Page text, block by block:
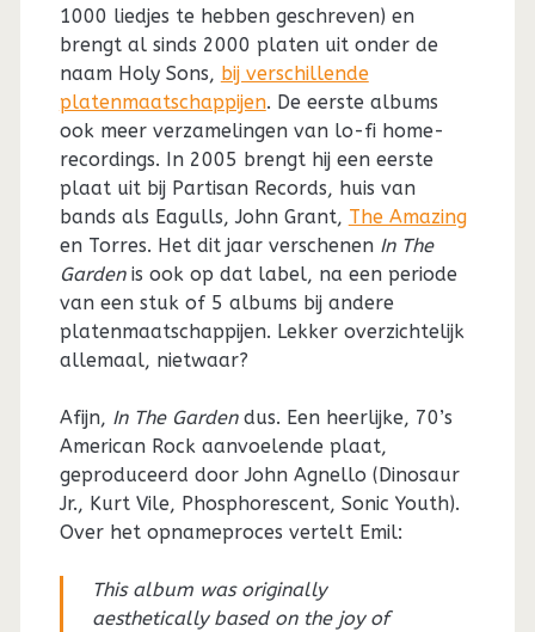
1000 liedjes te hebben geschreven) en
brengt al sinds 2000 platen uit onder de
naam Holy Sons, bij verschillende
platenmaatschappijen. De eerste albums
ook meer verzamelingen van lo-fi home-
recordings. In 2005 brengt hij een eerste
plaat uit bij Partisan Records, huis van
bands als Eagulls, John Grant, The Amazing
en Torres. Het dit jaar verschenen In The
Gardenis ook op dat label, na een periode
van een stuk of 5 albums bij andere
platenmaatschappijen. Lekker overzichtelijk
allemaal, nietwaar?
Afijn, In The Gardendus. Een heerlijke, 70’s
American Rock aanvoelende plaat,
geproduceerd door John Agnello (Dinosaur
Jr., Kurt Vile, Phosphorescent, Sonic Youth).
Over het opnameproces vertelt Emil:
This album was originally
aesthetically based on the joy of